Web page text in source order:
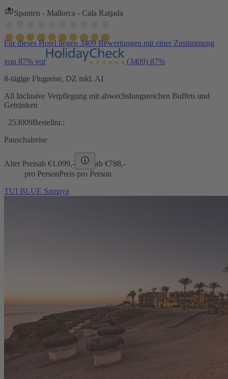
Spanien - Mallorca - Cala Ratjada
Für dieses Hotel liegen 3409 Bewertungen mit einer Zustimmung
von 87% vor (3409) 87%
8-tägige Flugreise, DZ inkl. AI
All Inclusive Verpflegung mit abwechslungsreichen Buffets und
Getränken
253009Bestellnr.:
Pauschalreise
Alter Preisab €1.099,- ab €788,-
pro PersonPreis pro Person
TUI BLUE Samaya